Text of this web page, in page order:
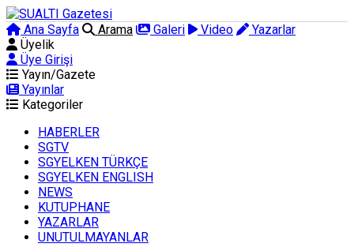
Ana Sayfa Arama Galeri Video
Yazarlar
Üyelik
Üye Girişi
Yayın/Gazete
Yayınlar
Kategoriler
HABERLER
SGTV
SGYELKEN TÜRKÇE
SGYELKEN ENGLISH
NEWS
KUTUPHANE
YAZARLAR
UNUTULMAYANLAR